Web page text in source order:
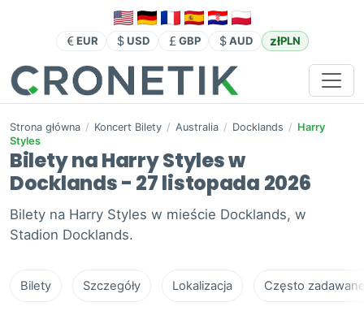
EUR USD GBP AUD złPLN
Strona główna / Koncert Bilety / Australia / Docklands / Harry
Styles
Bilety na Harry Styles w
Docklands - 27 listopada 2026
Bilety na Harry Styles w mieście Docklands, w
Stadion Docklands.
Bilety Szczegóły Lokalizacja Często